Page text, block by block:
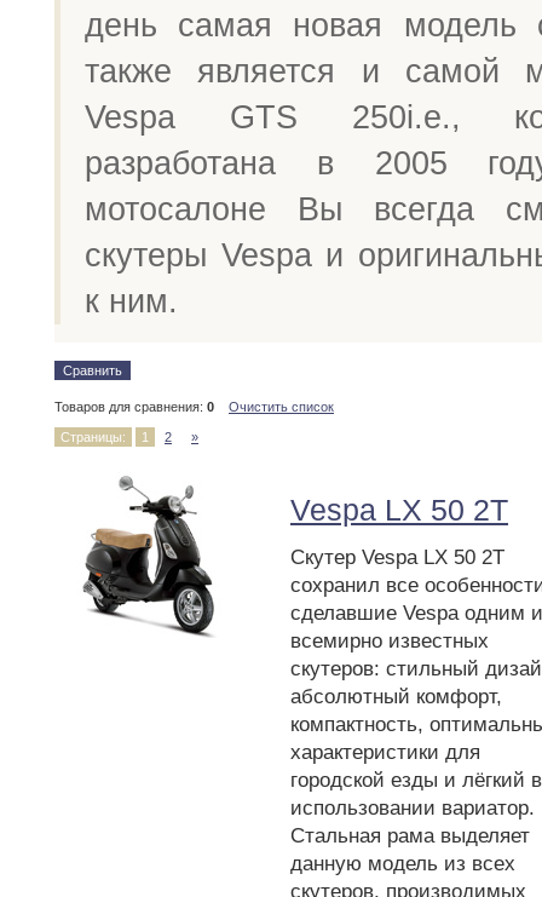
день самая новая модель
также является и самой
Vespa GTS 250i.e.,
разработана в 2005
мотосалоне Вы всегда
скутеры Vespa и
к ним.
Сравнить
Товаров для сравнения: 0 Очистить список
Страницы: 1 2 »
Vespa LX 50 2T
Скутер Vespa LX 50 2T
сохранил все
сделавшие Vespa одним
всемирно известных
скутеров: стильный
абсолютный комфорт,
компактность,
характеристики для
городской езды и лёгкий в
использовании вариатор.
Стальная рама выделяет
данную модель из всех
скутеров, производимых